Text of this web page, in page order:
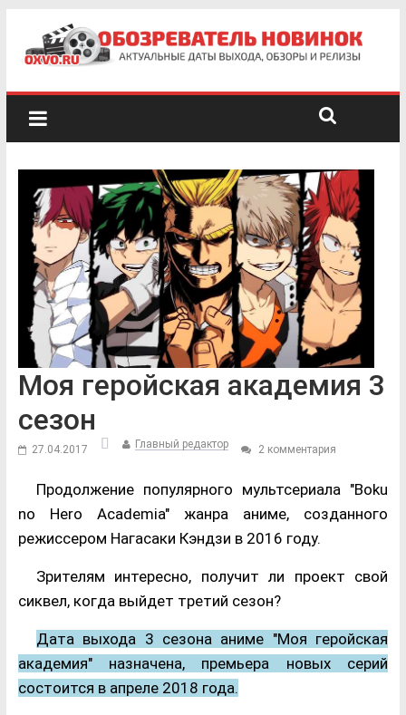
Моя геройская академия 3
сезон
27.04.2017 Главный редактор 2 комментария
Продолжение популярного мультсериала "Boku
no Hero Academia" жанра аниме, созданного
режиссером Нагасаки Кэндзи в 2016 году.
Зрителям интересно, получит ли проект свой
сиквел, когда выйдет третий сезон?
Дата выхода 3 сезона аниме "Моя геройская
академия" назначена, премьера новых серий
состоится в апреле 2018 года.